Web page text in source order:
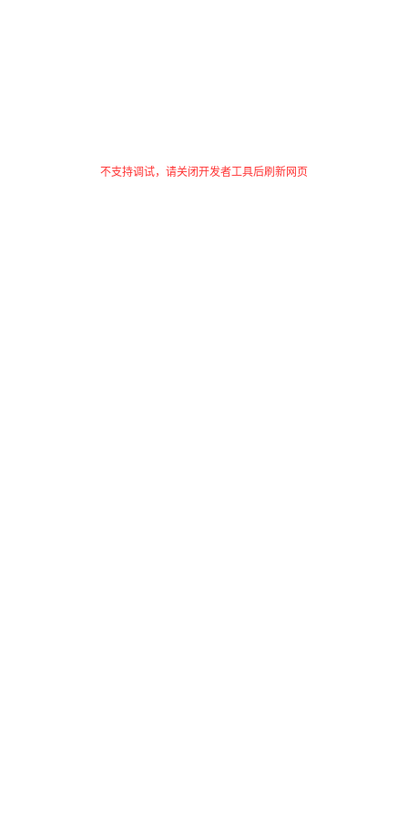
不支持调试，请关闭开发者工具后刷新网页